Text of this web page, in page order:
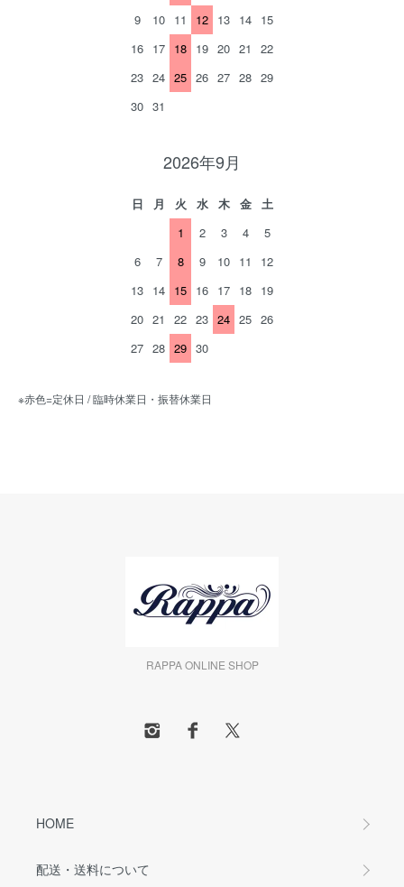
9
10 11 12 13 14 15
16 17 18 19 20 21
22
23 24 25 26 27 28 29
30 31
2026年9月
日 月 火 水 木 金
土
1
2 3 4
5
6
7 8 9 10 11
12
13 14 15 16 17 18 19
20 21 22 23 24 25 26
27 28 29 30
※赤色=定休日 / 臨時休業日・振替休業日
RAPPA ONLINE SHOP
HOME
配送・送料について